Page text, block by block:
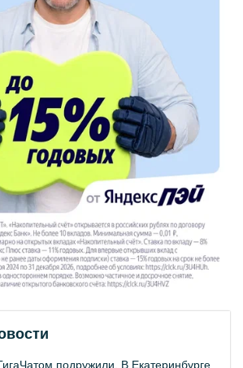
подружили. В Екатеринбурге